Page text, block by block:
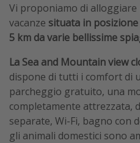
Vi proponiamo di alloggiare
vacanze situata in
5 km da varie bellissime
La Sea and Mountain view
dispone di tutti i comfort di
parcheggio gratuito, una
completamente attrezzata,
separate, Wi-Fi, bagno con
gli animali domestici sono